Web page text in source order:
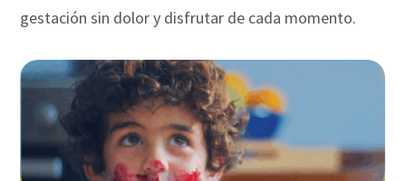
gestación sin dolor y disfrutar de cada momento.